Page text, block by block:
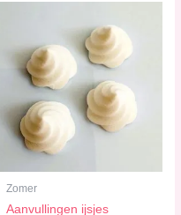
Zomer
Aanvullingen ijsjes